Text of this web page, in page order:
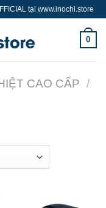
tại www.inochi.store
0
CAO CẤP /